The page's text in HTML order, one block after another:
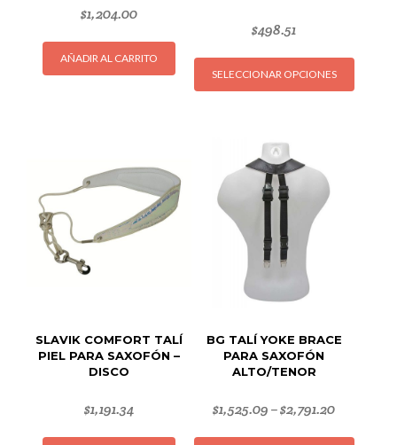
$1,204.00
AÑADIR AL CARRITO
$498.51
SELECCIONAR OPCIONES
Este
SLAVIK COMFORT TALÍ
PIEL PARA SAXOFÓN –
DISCO
$1,191.34
BG TALÍ YOKE BRACE
PARA SAXOFÓN
ALTO/TENOR
$1,525.09 –$2,791.20
Este